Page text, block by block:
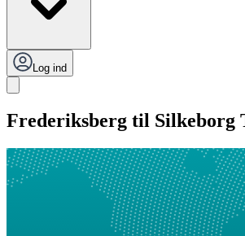
Log ind
Frederiksberg til Silkeborg